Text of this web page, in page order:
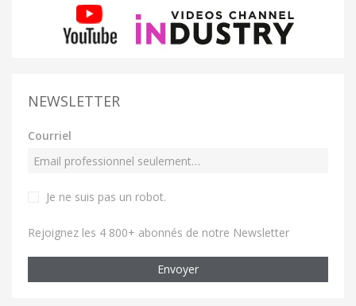
NEWSLETTER
Courriel
Je ne suis pas un robot.
Rejoignez les 4 800+ abonnés de notre Newsletter
Envoyer